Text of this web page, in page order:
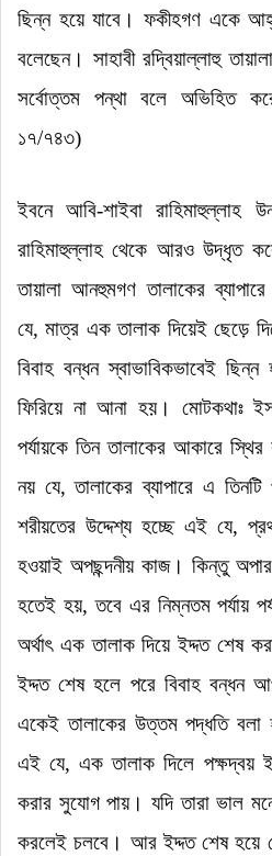
ছিন্ন হয়ে যাবে। ফকীহগণ একে
বলেছেন। সাহাবী রদ্বিয়াল্লাহু
সর্বোত্তম পন্থা বলে অভিহিত
১৭/৭৪৩)
ইবনে আবি-শাইবা রাহিমাহুল্লাহ
রাহিমাহুল্লাহ থেকে আরও উদ্ধৃত
তায়ালা আনহুমগণ তালাকের
যে, মাত্র এক তালাক দিয়েই ছেড়ে
বিবাহ বন্ধন স্বাভাবিকভাবেই ছিন্ন
ফিরিয়ে না আনা হয়। মোটকথাঃ
পর্যায়কে তিন তালাকের আকারে
নয় যে, তালাকের ব্যাপারে এ
শরীয়তের উদ্দেশ্য হচ্ছে এই যে,
হওয়াই অপছন্দনীয় কাজ। কিন্তু
হতেই হয়, তবে এর নিম্নতম পর্যায়
অর্থাৎ এক তালাক দিয়ে ইদ্দত শেষ
ইদ্দত শেষ হলে পরে বিবাহ বন্ধন
একেই তালাকের উত্তম পদ্ধতি
এই যে, এক তালাক দিলে পক্ষদ্বয়
করার সুযোগ পায়। যদি তারা ভাল
করলেই চলবে। আর ইদ্দত শেষ হয়ে